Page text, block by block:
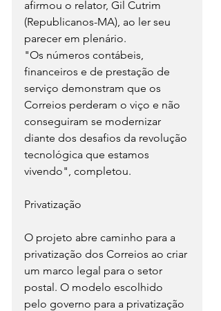
afirmou o relator, Gil Cutrim
(Republicanos-MA), ao ler seu
parecer em plenário.
"Os números contábeis,
financeiros e de prestação de
serviço demonstram que os
Correios perderam o viço e não
conseguiram se modernizar
diante dos desafios da revolução
tecnológica que estamos
vivendo", completou.
Privatização
O projeto abre caminho para a
privatização dos Correios ao criar
um marco legal para o setor
postal. O modelo escolhido
pelo governo para a privatização